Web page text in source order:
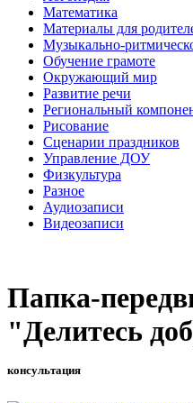
Математика
Материалы для
Музыкально-
Обучение грамоте
Окружающий мир
Развитие речи
Региональный
Рисование
Сценарии праздников
Управление ДОУ
Физкультура
Разное
Аудиозаписи
Видеозаписи
Папка-
"Делитесь
консультация